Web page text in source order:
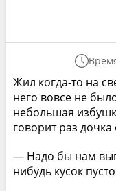
Жил когда-то на
него вовсе не
небольшая
говорит раз дочка
— Надо бы нам
нибудь кусок